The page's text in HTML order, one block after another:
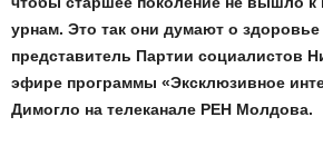
урнам. Это так они думают о
представитель Партии социалистов
эфире программы «Эксклюзивное
Димогло на телеканале РЕН Молдова.